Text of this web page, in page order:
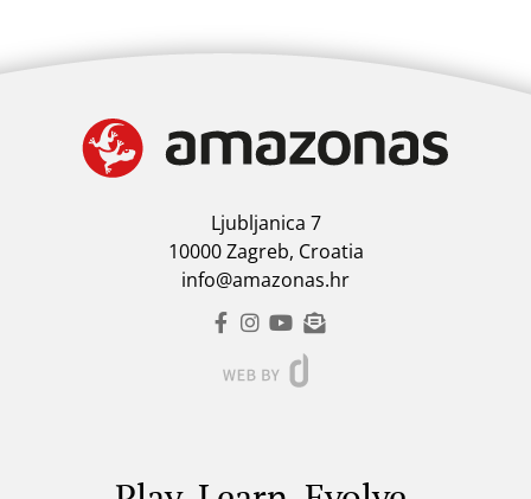
Ljubljanica 7
10000 Zagreb, Croatia
info@amazonas.hr